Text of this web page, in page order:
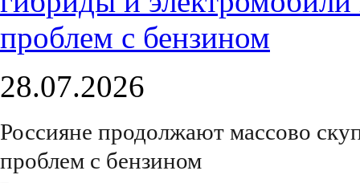
28.07.2026
Россияне продолжают массово
проблем с бензином